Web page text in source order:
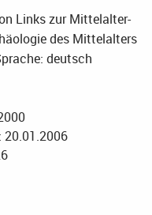
Links zur Mittelalter-
des Mittelalters
deutsch
20.01.2006